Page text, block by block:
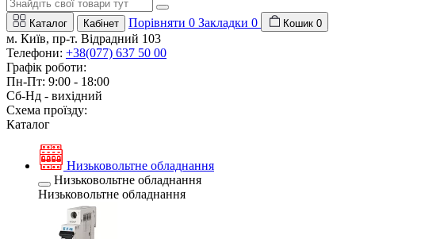
Каталог Кабінет Порівняти 0 Закладки 0 Кошик 0
м. Київ, пр-т. Відрадний 103
Телефони: +38(077) 637 50 00
Графік роботи:
Пн-Пт: 9:00 - 18:00
Сб-Нд - вихідний
Схема проїзду:
Каталог
Низьковольтне обладнання
Низьковольтне обладнання
Низьковольтне обладнання